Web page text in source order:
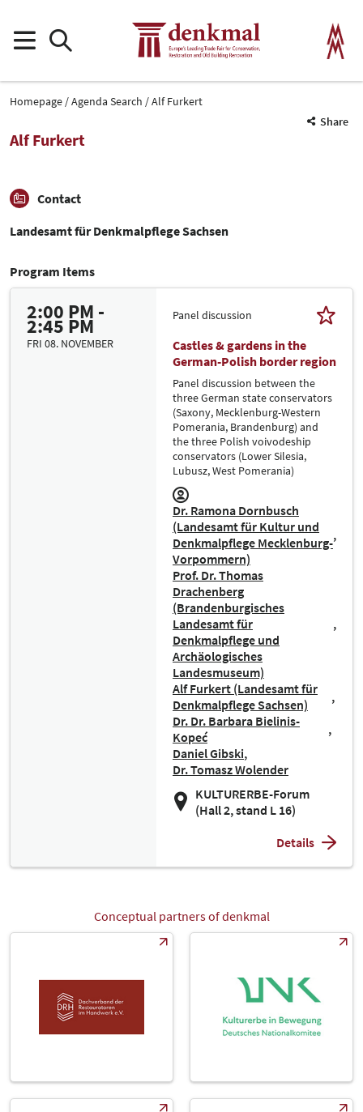
Homepage Agenda Search
Alf Furkert
Share
Alf Furkert
Contact
Landesamt für Denkmalpflege Sachsen
Program Items
2:00 PM -
2:45 PM
FRI 08. NOVEMBER
Panel discussion
Castles & gardens in the
German-Polish border region
Panel discussion between the
three German state conservators
(Saxony, Mecklenburg-Western
Pomerania, Brandenburg) and
the three Polish voivodeship
conservators (Lower Silesia,
Lubusz, West Pomerania)
Dr. Ramona Dornbusch
(Landesamt für Kultur und
Denkmalpflege Mecklenburg-
Vorpommern)
Prof. Dr. Thomas
Drachenberg
(Brandenburgisches
Landesamt für
Denkmalpflege und
Archäologisches
Landesmuseum)
Alf Furkert (Landesamt für
Denkmalpflege Sachsen)
Dr. Dr. Barbara Bielinis-
Kopeć
Daniel Gibski
Dr. Tomasz Wolender
KULTURERBE-Forum
(Hall 2, stand L 16)
Details
Conceptual partners of denkmal